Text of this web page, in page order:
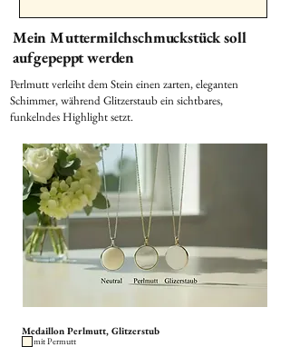
Mein Muttermilchschmuckstück soll
aufgepeppt werden
Perlmutt verleiht dem Stein einen zarten, eleganten
Schimmer, während Glitzerstaub ein sichtbares,
funkelndes Highlight setzt.
Medaillon Perlmutt, Glitzerstub
mit Permutt